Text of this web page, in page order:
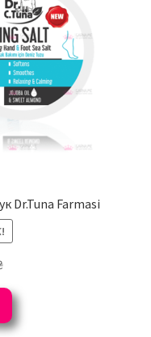
Dr.Tuna Farmasi